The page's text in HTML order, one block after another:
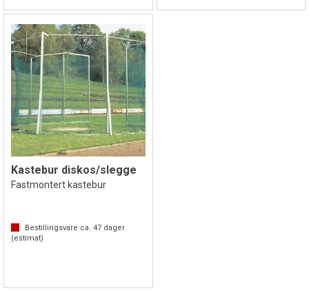
Kastebur diskos/slegge
Fastmontert kastebur
Bestillingsvare ca. 47 dager
(estimat)